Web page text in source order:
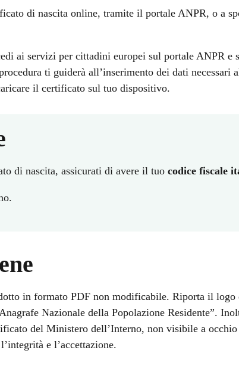
di nascita online, tramite il portale ANPR, o a
ai servizi per cittadini europei sul portale ANPR e
ti guiderà all’inserimento dei dati necessari
il certificato sul tuo dispositivo.
di nascita, assicurati di avere il tuo codice fiscale
in formato PDF non modificabile. Riporta il logo
Nazionale della Popolazione Residente”.
del Ministero dell’Interno, non visibile a occhio
e l’accettazione.